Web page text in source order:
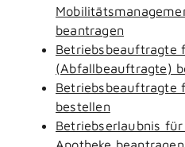
beantragen
Betriebsbeauftragte
(Abfallbeauftragte)
Betriebsbeauftragte
bestellen
Betriebserlaubnis